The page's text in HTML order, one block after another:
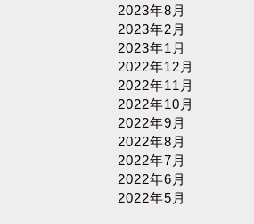
2023年8月
2023年2月
2023年1月
2022年12月
2022年11月
2022年10月
2022年9月
2022年8月
2022年7月
2022年6月
2022年5月